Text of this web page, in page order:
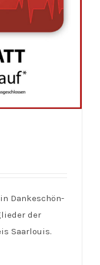
Dankeschön-
der
Saarlouis.